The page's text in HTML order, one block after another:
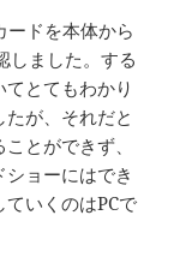
ドを本体から
しました。する
とてもわかり
が、それだと
とができず、
ョーにはでき
いくのはPCで